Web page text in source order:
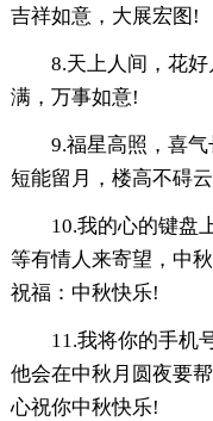
吉祥如意，大展宏图!
8.天上人间，花
满，万事如意!
9.福星高照，喜
短能留月，楼高不碍
10.我的心的键盘
等有情人来寄望，中
祝福：中秋快乐!
11.我将你的手机
他会在中秋月圆夜要
心祝你中秋快乐!